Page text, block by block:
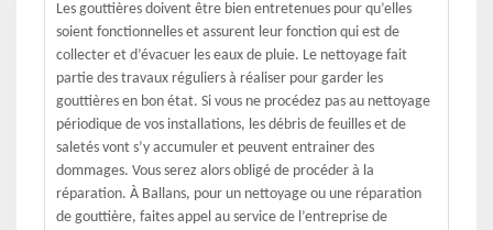
Les gouttières doivent être bien entretenues pour qu’elles
soient fonctionnelles et assurent leur fonction qui est de
collecter et d’évacuer les eaux de pluie. Le nettoyage fait
partie des travaux réguliers à réaliser pour garder les
gouttières en bon état. Si vous ne procédez pas au nettoyage
périodique de vos installations, les débris de feuilles et de
saletés vont s’y accumuler et peuvent entrainer des
dommages. Vous serez alors obligé de procéder à la
réparation. À Ballans, pour un nettoyage ou une réparation
de gouttière, faites appel au service de l’entreprise de